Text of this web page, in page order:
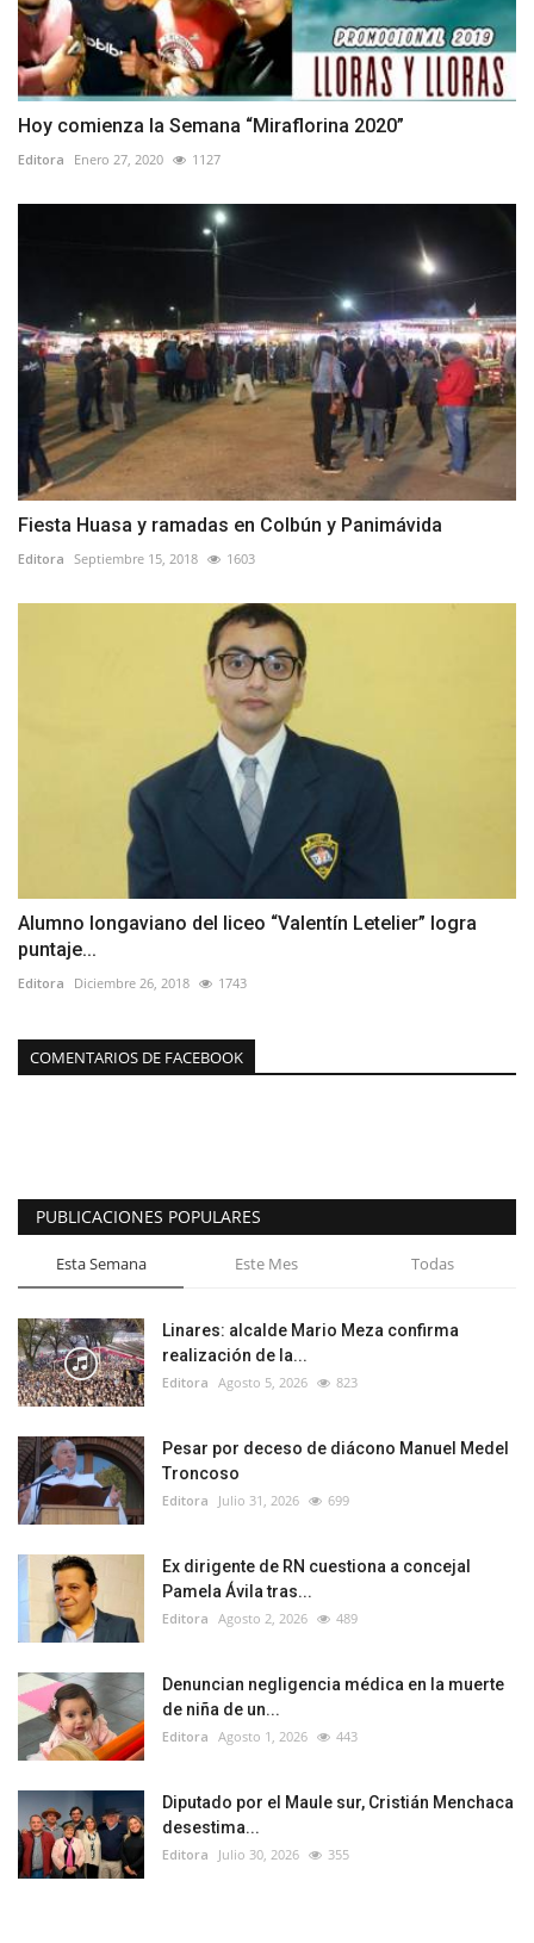
Hoy comienza la Semana “Miraflorina 2020”
Editora Enero 27, 2020 1127
Fiesta Huasa y ramadas en Colbún y Panimávida
Editora Septiembre 15, 2018 1603
Alumno longaviano del liceo “Valentín Letelier” logra
puntaje...
Editora Diciembre 26, 2018 1743
COMENTARIOS DE FACEBOOK
PUBLICACIONES POPULARES
Esta Semana Este Mes Todas
Linares: alcalde Mario Meza confirma
realización de la...
Editora Agosto 5, 2026 823
Pesar por deceso de diácono Manuel Medel
Troncoso
Editora Julio 31, 2026 699
Ex dirigente de RN cuestiona a concejal
Pamela Ávila tras...
Editora Agosto 2, 2026 489
Denuncian negligencia médica en la muerte
de niña de un...
Editora Agosto 1, 2026 443
Diputado por el Maule sur, Cristián Menchaca
desestima...
Editora Julio 30, 2026 355